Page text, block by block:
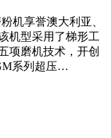
机享誉澳大利亚、
机型采用了梯形工
项磨机技术，开创
系列超压…